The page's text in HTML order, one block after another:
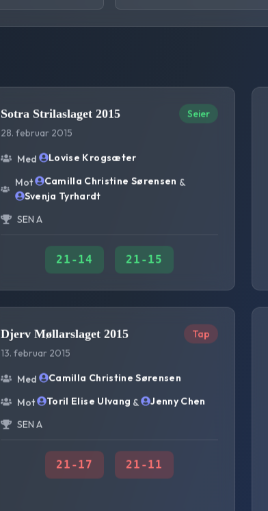
Sotra Strilaslaget 2015
28. februar 2015
Seier
Med
Lovise Krogsæter
Mot
Camilla Christine Sørensen &
Svenja Tyrhardt
SEN A
21 -14 21 -15
Djerv Møllarslaget 2015
13. februar 2015
Tap
Med
Camilla Christine Sørensen
Mot
Toril Elise Ulvang &
Jenny Chen
SEN A
21 -17 21 -11